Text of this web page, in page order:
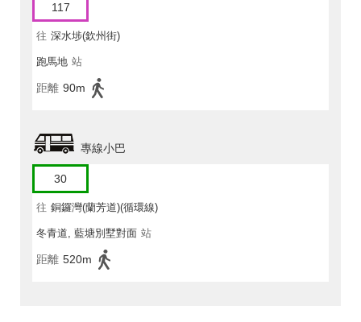
117
往 深水埗(欽州街)
跑馬地 站
距離 90m
專線小巴
30
往 銅鑼灣(蘭芳道)(循環線)
冬青道, 藍塘別墅對面 站
距離 520m